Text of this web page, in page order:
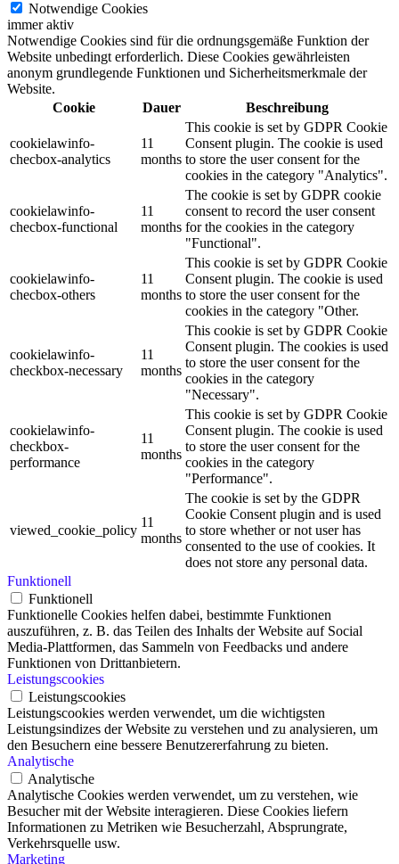
Notwendige Cookies
immer aktiv
Notwendige Cookies sind für die ordnungsgemäße Funktion der
Website unbedingt erforderlich. Diese Cookies gewährleisten
anonym grundlegende Funktionen und Sicherheitsmerkmale der
Website.
Cookie
Dauer Beschreibung
cookielawinfo-
checbox-analytics
11
months
This cookie is set by GDPR Cookie
Consent plugin. The cookie is used
to store the user consent for the
cookies in the category "Analytics".
cookielawinfo-
checbox-functional
11
months
The cookie is set by GDPR cookie
consent to record the user consent
for the cookies in the category
"Functional".
cookielawinfo-
checbox-others
11
months
This cookie is set by GDPR Cookie
Consent plugin. The cookie is used
to store the user consent for the
cookies in the category "Other.
cookielawinfo-
checkbox-necessary
11
months
This cookie is set by GDPR Cookie
Consent plugin. The cookies is used
to store the user consent for the
cookies in the category
"Necessary".
cookielawinfo-
checkbox-
performance
11
months
This cookie is set by GDPR Cookie
Consent plugin. The cookie is used
to store the user consent for the
cookies in the category
"Performance".
viewed_cookie_policy
11
months
The cookie is set by the GDPR
Cookie Consent plugin and is used
to store whether or not user has
consented to the use of cookies. It
does not store any personal data.
Funktionell
Funktionell
Funktionelle Cookies helfen dabei, bestimmte Funktionen
auszuführen, z. B. das Teilen des Inhalts der Website auf Social
Media-Plattformen, das Sammeln von Feedbacks und andere
Funktionen von Drittanbietern.
Leistungscookies
Leistungscookies
Leistungscookies werden verwendet, um die wichtigsten
Leistungsindizes der Website zu verstehen und zu analysieren, um
den Besuchern eine bessere Benutzererfahrung zu bieten.
Analytische
Analytische
Analytische Cookies werden verwendet, um zu verstehen, wie
Besucher mit der Website interagieren. Diese Cookies liefern
Informationen zu Metriken wie Besucherzahl, Absprungrate,
Verkehrsquelle usw.
Marketing